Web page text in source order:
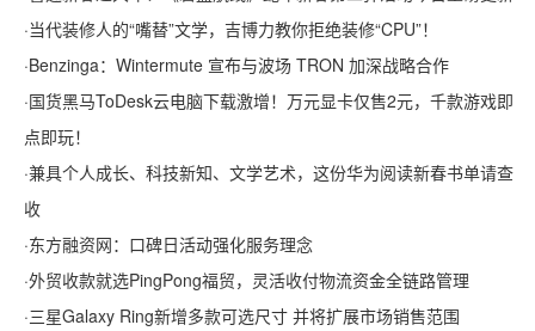
·当代装修人的“嘴替”文学，吉博力教你拒绝装修“CPU”！
·Benzinga：Wintermute 宣布与波场 TRON 加深战略合作
·国货黑马ToDesk云电脑下载激增！万元显卡仅售2元，千款游戏即
点即玩！
·兼具个人成长、科技新知、文学艺术，这份华为阅读新春书单请查
收
·东方融资网：口碑日活动强化服务理念
·外贸收款就选PingPong福贸，灵活收付物流资金全链路管理
·三星Galaxy Ring新增多款可选尺寸 并将扩展市场销售范围